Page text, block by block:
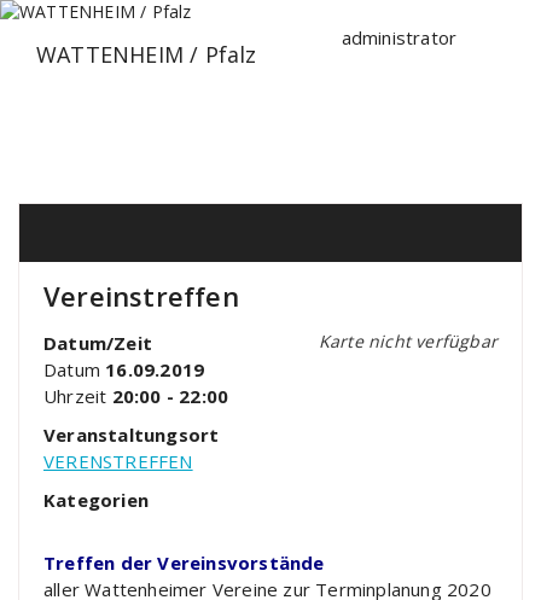
Zum
springenWATTENHEIM / Pfalz
administrator
Vereinstreffen
Karte nicht verfügbar
Datum/Zeit
Datum 16.09.2019
Uhrzeit 20:00 - 22:00
Veranstaltungsort
VERENSTREFFEN
Kategorien
Treffen der Vereinsvorstände
aller Wattenheimer Vereine zur Terminplanung 2020